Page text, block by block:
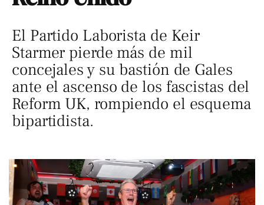
El Partido Laborista de Keir
Starmer pierde más de mil
concejales y su bastión de Gales
ante el ascenso de los fascistas del
Reform UK, rompiendo el esquema
bipartidista.